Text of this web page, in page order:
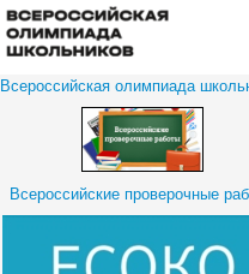
Всероссийская олимпиада
Всероссийские проверочные